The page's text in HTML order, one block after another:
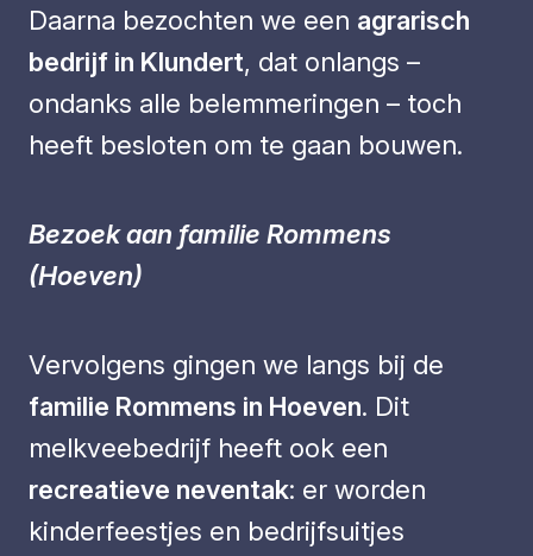
Daarna bezochten we een agrarisch
bedrijf in Klundert, dat onlangs –
ondanks alle belemmeringen – toch
heeft besloten om te gaan bouwen.
Bezoek aan familie Rommens
(Hoeven)
Vervolgens gingen we langs bij de
familie Rommens in Hoeven. Dit
melkveebedrijf heeft ook een
recreatieve neventak: er worden
kinderfeestjes en bedrijfsuitjes